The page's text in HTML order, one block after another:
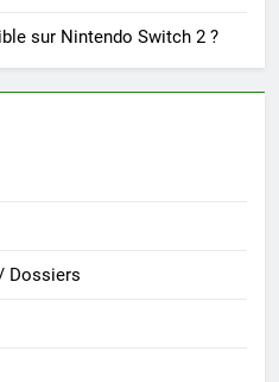
sur Nintendo Switch 2 ?
Dossiers